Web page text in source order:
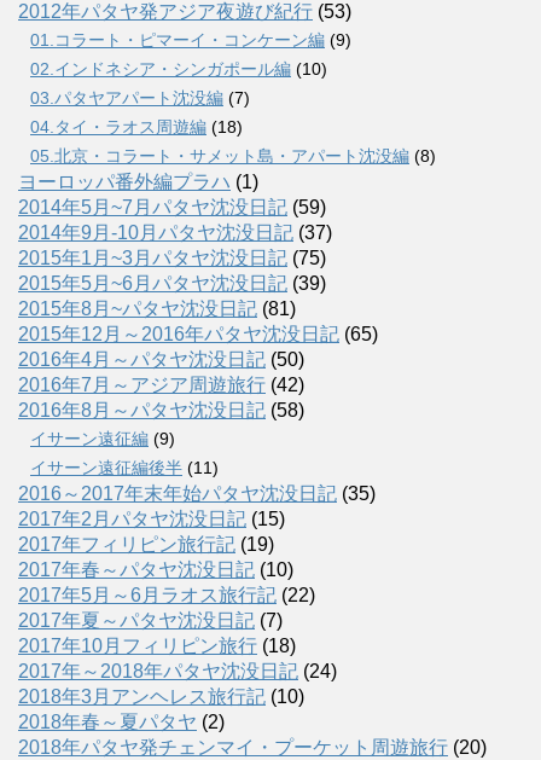
2012年パタヤ発アジア夜遊び紀行 (53)
01.コラート・ピマーイ・コンケーン編 (9)
02.インドネシア・シンガポール編 (10)
03.パタヤアパート沈没編 (7)
04.タイ・ラオス周遊編 (18)
05.北京・コラート・サメット島・アパート沈没編 (8)
ヨーロッパ番外編プラハ (1)
2014年5月~7月パタヤ沈没日記 (59)
2014年9月-10月パタヤ沈没日記 (37)
2015年1月~3月パタヤ沈没日記 (75)
2015年5月~6月パタヤ沈没日記 (39)
2015年8月~パタヤ沈没日記 (81)
2015年12月～2016年パタヤ沈没日記 (65)
2016年4月～パタヤ沈没日記 (50)
2016年7月～アジア周遊旅行 (42)
2016年8月～パタヤ沈没日記 (58)
イサーン遠征編 (9)
イサーン遠征編後半 (11)
2016～2017年末年始パタヤ沈没日記 (35)
2017年2月パタヤ沈没日記 (15)
2017年フィリピン旅行記 (19)
2017年春～パタヤ沈没日記 (10)
2017年5月～6月ラオス旅行記 (22)
2017年夏～パタヤ沈没日記 (7)
2017年10月フィリピン旅行 (18)
2017年～2018年パタヤ沈没日記 (24)
2018年3月アンヘレス旅行記 (10)
2018年春～夏パタヤ (2)
2018年パタヤ発チェンマイ・プーケット周遊旅行 (20)